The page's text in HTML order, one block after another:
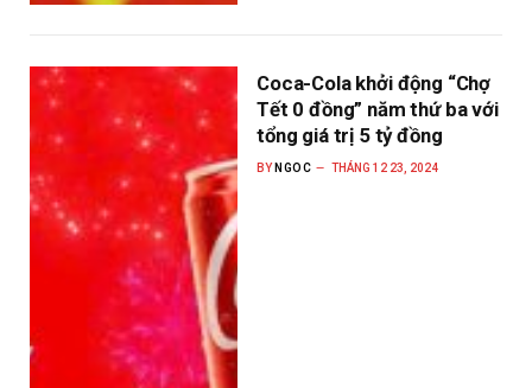
Coca-Cola khởi động “Chợ
Tết 0 đồng” năm thứ ba với
tổng giá trị 5 tỷ đồng
BY NGOC THÁNG 12 23, 2024